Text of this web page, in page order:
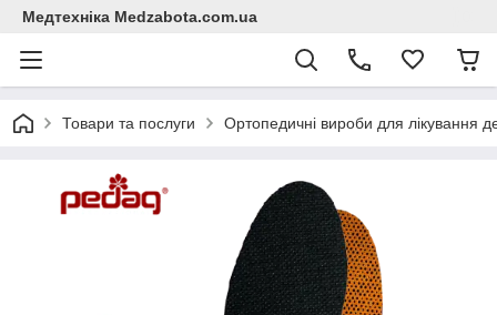
Медтехніка Medzabota.com.ua
Товари та послуги Ортопедичні вироби для лікування